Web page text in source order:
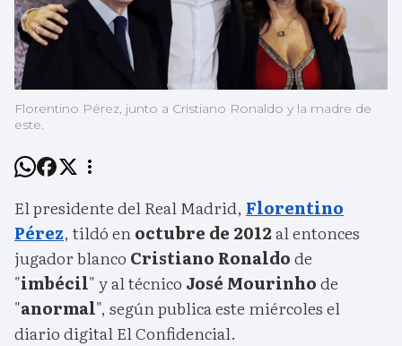
Florentino Pérez, junto a Cristiano Ronaldo y la madre de
este.
El presidente del Real Madrid, Florentino
Pérez, tildó enoctubre de 2012al entonces
jugador blanco Cristiano Ronaldode
"imbécil" y al técnico José Mourinhode
"anormal", según publica este miércoles el
diario digital El Confidencial.